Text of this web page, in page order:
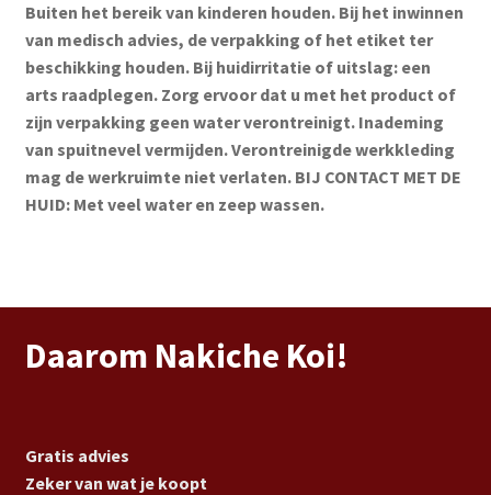
Buiten het bereik van kinderen houden. Bij het inwinnen
van medisch advies, de verpakking of het etiket ter
beschikking houden. Bij huidirritatie of uitslag: een
arts raadplegen. Zorg ervoor dat u met het product of
zijn verpakking geen water verontreinigt. Inademing
van spuitnevel vermijden. Verontreinigde werkkleding
mag de werkruimte niet verlaten. BIJ CONTACT MET DE
HUID: Met veel water en zeep wassen.
Daarom Nakiche Koi!
Gratis advies
Zeker van wat je koopt